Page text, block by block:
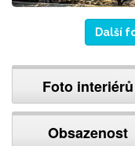
Další
Foto interiérů
Obsazenost